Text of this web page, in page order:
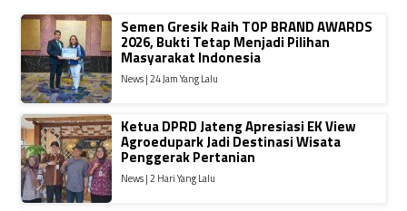
Semen Gresik Raih TOP BRAND AWARDS
2026, Bukti Tetap Menjadi Pilihan
Masyarakat Indonesia
News | 24 Jam Yang Lalu
Ketua DPRD Jateng Apresiasi EK View
Agroedupark Jadi Destinasi Wisata
Penggerak Pertanian
News | 2 Hari Yang Lalu